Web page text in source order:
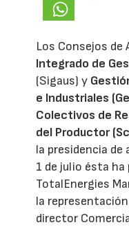
Los Consejos de
Integrado de
(Sigaus) y
e Industriales
Colectivos de
del Productor
la presidencia de
1 de julio ésta ha
TotalEnergies
la
director